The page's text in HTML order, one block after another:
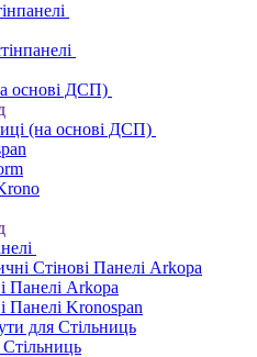
основі ДСП)
(на основі ДСП)
Стінові Панелі Аrkopa
Панелі Arkopa
Панелі Kronospan
для Стільниць